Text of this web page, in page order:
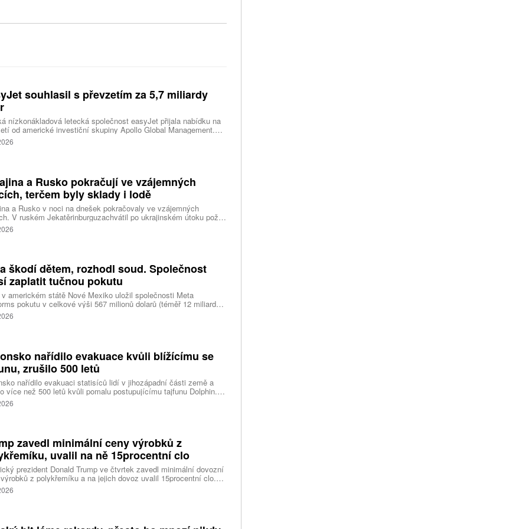
souhlasil s převzetím za 5,7 miliardy
nízkonákladová letecká společnost easyJet přijala nabídku na
od americké investiční skupiny Apollo Global Management.
oceňuje aerolinku na 5,7 miliardy liber, tedy přibližně 162
korun.
a Rusko pokračují ve vzájemných
terčem byly sklady i lodě
a Rusko v noci na dnešek pokračovaly ve vzájemných
V ruském Jekatěrinburguzachvátil po ukrajinském útoku požár
centrum ruského internetového prodejce Wildberries.
o tom informovala bez podrobností na síti Telegram.
škodí dětem, rozhodl soud. Společnost
zaplatit tučnou pokutu
americkém státě Nové Mexiko uložil společnosti Meta
pokutu v celkové výši 567 milionů dolarů (téměř 12 miliard
za újmu, kterou její platformy Facebook a Instagram působí
lidem. Firma musí změnit způsob ověřování věku.
nařídilo evakuace kvůli blížícímu se
zrušilo 500 letů
nařídilo evakuaci statisíců lidí v jihozápadní části země a
více než 500 letů kvůli pomalu postupujícímu tajfunu Dolphin.
meteorologů přinese tajfun do oblasti silný vítr, prudký déšť a
vlny, píše agentura Reuters. Dolphin je tajfunem první, tedy
meteorologická agentura (JMA).
zavedl minimální ceny výrobků z
uvalil na ně 15procentní clo
prezident Donald Trump ve čtvrtek zavedl minimální dovozní
z polykřemíku a na jejich dovoz uvalil 15procentní clo.
se používá při výrobě polovodičů a je hlavní složkou
panelů, jeho největším světovým producentem je Čína.